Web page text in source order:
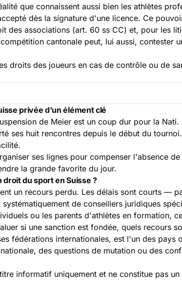
que connaissent aussi bien les athlètes
dès la signature d'une licence. Ce
des associations (art. 60 ss CC) et, pour les
cantonale peut, lui aussi,
droits des joueurs en cas de contrôle ou de
privée d'un élément clé
de Meier est un coup dur pour la
ses huit rencontres depuis le début du
ses lignes pour compenser l'absence
la grande favorite du jour.
du sport en Suisse ?
un recours perdu. Les délais sont courts —
de conseillers juridiques
ou les parents d'athlètes en formation,
si une sanction est fondée, quels recours
fédérations internationales, est l'un des
des questions de mutation ou des
informatif uniquement et ne constitue pas